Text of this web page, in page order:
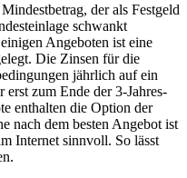
der als Festgeld
schwankt
Angeboten ist eine
Die Zinsen für die
jährlich auf ein
erst zum Ende der 3-Jahres-
enthalten die Option der
nach dem besten Angebot ist
Internet sinnvoll. So lässt